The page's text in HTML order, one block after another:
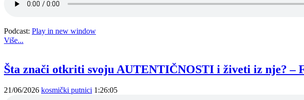
Podcast: Play in new window
Više...
Šta znači otkriti svoju AUTENTIČNOSTI i živeti iz nje? –
21/06/2026 kosmički putnici 1:26:05